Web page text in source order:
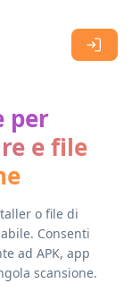
per
e file
o file di
Consenti
ad APK, app
scansione.